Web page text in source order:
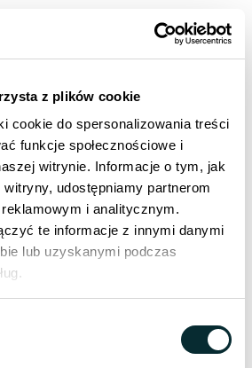
z plików cookie
cookie do spersonalizowania treści
funkcje społecznościowe i
witrynie. Informacje o tym, jak
udostępniamy partnerom
i analitycznym.
te informacje z innymi danymi
lub uzyskanymi podczas
и правильно подобранная
ограничить развитие
Поэтому не стоит
безобидные на первый
Узнать больше
сна привести к
- без лечения,
тяжелое апноэ